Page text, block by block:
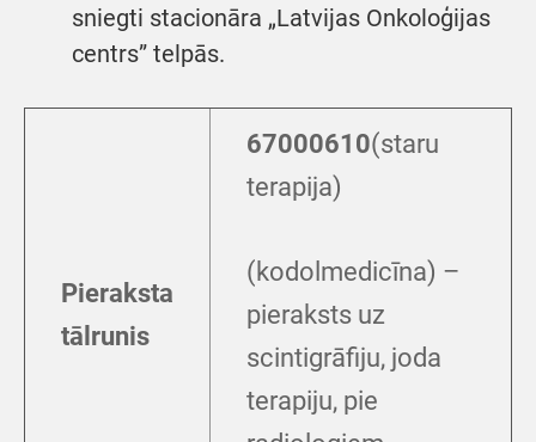
sniegti stacionāra „Latvijas Onkoloģijas
centrs” telpās.
Pieraksta
tālrunis
67000610(staru
terapija)
(kodolmedicīna) –
pieraksts uz
scintigrāfiju, joda
terapiju, pie